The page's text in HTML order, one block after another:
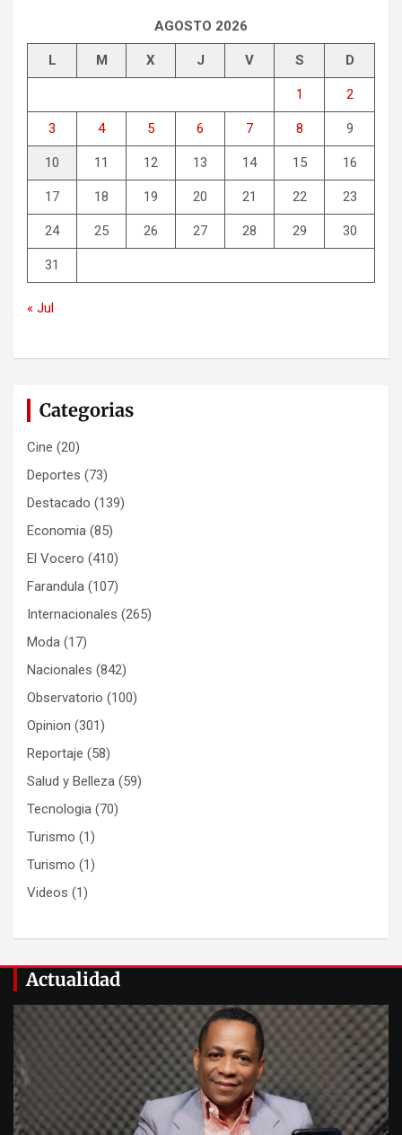
AGOSTO 2026
L M X J V S D
1 2
3 4 5 6 7 8 9
10 11 12 13 14 15 16
17 18 19 20 21 22 23
24 25 26 27 28 29 30
31
« Jul
Categorias
Cine (20)
Deportes (73)
Destacado (139)
Economia (85)
El Vocero (410)
Farandula (107)
Internacionales (265)
Moda (17)
Nacionales (842)
Observatorio (100)
Opinion (301)
Reportaje (58)
Salud y Belleza (59)
Tecnologia (70)
Turismo (1)
Turismo (1)
Videos (1)
Actualidad